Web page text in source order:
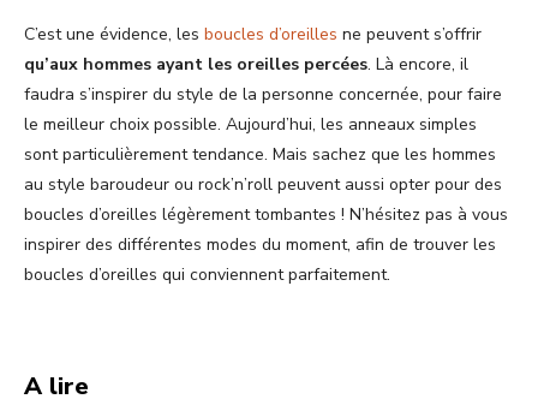
C’est une évidence, les boucles d’oreilles ne peuvent s’offrir
qu’aux hommes ayant les oreilles percées. Là encore, il
faudra s’inspirer du style de la personne concernée, pour faire
le meilleur choix possible. Aujourd’hui, les anneaux simples
sont particulièrement tendance. Mais sachez que les hommes
au style baroudeur ou rock’n’roll peuvent aussi opter pour des
boucles d’oreilles légèrement tombantes ! N’hésitez pas à vous
inspirer des différentes modes du moment, afin de trouver les
boucles d’oreilles qui conviennent parfaitement.
A lire